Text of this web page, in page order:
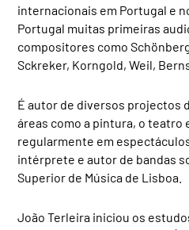
internacionais em Portugal e
Portugal muitas primeiras
compositores como
Sckreker, Korngold, Weil,
É autor de diversos projectos
áreas como a pintura, o teatro
regularmente em
intérprete e autor de bandas
Superior de Música de Lisboa.
João Terleira iniciou os